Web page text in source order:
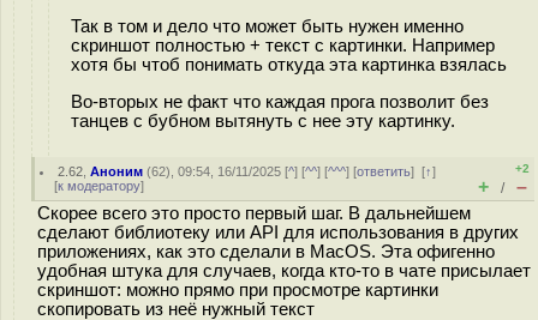
Так в том и дело что может быть нужен именно
скриншот полностью + текст с картинки. Например
хотя бы чтоб понимать откуда эта картинка взялась
Во-вторых не факт что каждая прога позволит без
танцев с бубном вытянуть с нее эту картинку.
2.62 ,Аноним (62), 09:54, 16/11/2025 [^] [^^] [^^^] [ответить][↑]
[к модератору]
+2
+ / –
Скорее всего это просто первый шаг. В дальнейшем
сделают библиотеку или API для использования в других
приложениях, как это сделали в MacOS. Эта офигенно
удобная штука для случаев, когда кто-то в чате присылает
скриншот: можно прямо при просмотре картинки
скопировать из неё нужный текст